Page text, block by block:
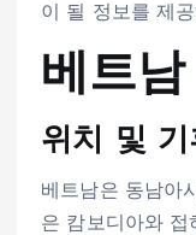
이 될 정보를 제
베트
위치 및 기
베트남은 동남아
은 캄보디아와 접